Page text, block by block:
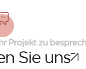
Projekt zu
Sie uns